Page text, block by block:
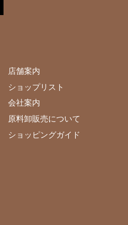
店舗案内
ショップリスト
会社案内
原料卸販売について
ショッピングガイド